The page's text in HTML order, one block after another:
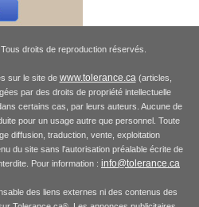
droits de reproduction réservés.
sur le site de www.tolerance.ca(articles,
par des droits de propriété intellectuelle
certains cas, par leurs auteurs. Aucune de
pour un usage autre que personnel. Toute
diffusion, traduction, vente, exploitation
du site sans l'autorisation préalable écrite de
Pour information : info@tolerance.ca
des liens externes ni des contenus des